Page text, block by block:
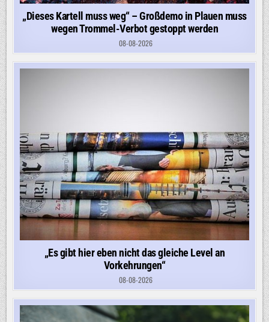
„Dieses Kartell muss weg“ – Großdemo in Plauen muss
wegen Trommel-Verbot gestoppt werden
08-08-2026
„Es gibt hier eben nicht das gleiche Level an
Vorkehrungen“
08-08-2026